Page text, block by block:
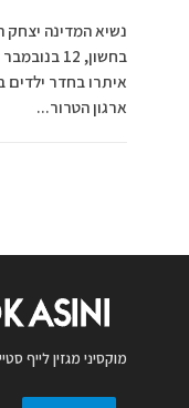
נשיא המדינה יצחק
איתרו בחדר
ארגון הטרור...
מוקסיני מגזין לייף